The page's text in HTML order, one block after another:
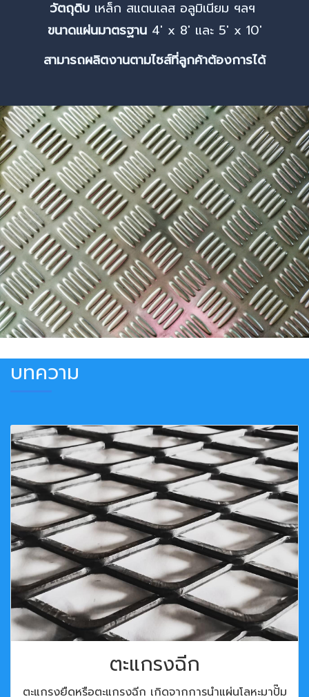
วัตถุดิบเหล็ก สแตนเลส อลูมิเนียม ฯลฯ
ขนาดแผ่นมาตรฐาน4' x 8' และ 5' x 10'
สามารถผลิตงานตามไซส์ที่ลูกค้าต้องการได้
บทความ
ตะแกรงฉีก
ตะแกรงยืดหรือตะแกรงฉีก เกิดจากการนำแผ่นโลหะมาปั๊ม